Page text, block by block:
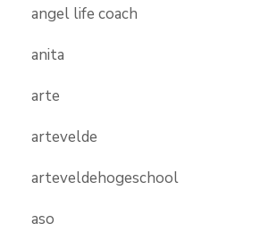
angel life coach
anita
arte
artevelde
arteveldehogeschool
aso